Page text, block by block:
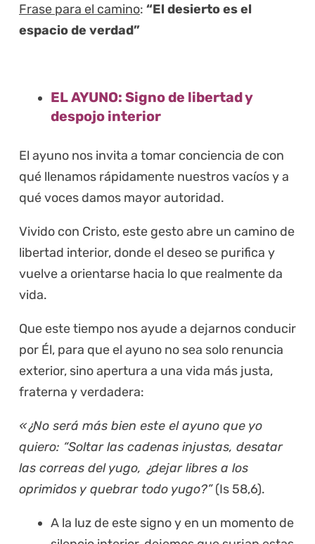
Frase para el camino: “El desierto es el
espacio de verdad”
EL AYUNO: Signo de libertad y
despojo interior
El ayuno nos invita a tomar conciencia de con
qué llenamos rápidamente nuestros vacíos y a
qué voces damos mayor autoridad.
Vivido con Cristo, este gesto abre un camino de
libertad interior, donde el deseo se purifica y
vuelve a orientarse hacia lo que realmente da
vida.
Que este tiempo nos ayude a dejarnos conducir
por Él, para que el ayuno no sea solo renuncia
exterior, sino apertura a una vida más justa,
fraterna y verdadera:
«¿No será más bien este el ayuno que yo
quiero: “Soltar las cadenas injustas, desatar
las correas del yugo, ¿dejar libres a los
oprimidos y quebrar todo yugo?”(Is 58,6).
A la luz de este signo y en un momento de